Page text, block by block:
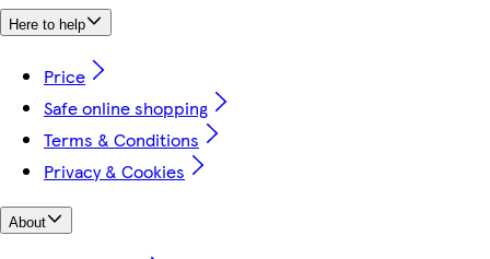
Here to help
Price
Safe online shopping
Terms & Conditions
Privacy & Cookies
About